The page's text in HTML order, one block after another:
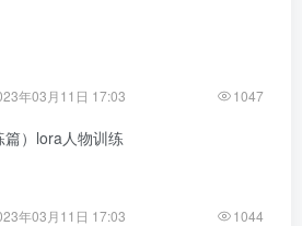
年03月11日 17:03 1047
篇）lora人物训练
年03月11日 17:03 1044